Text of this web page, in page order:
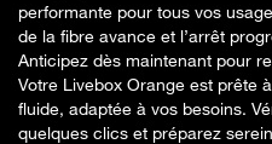
performante pour tous vos
de la fibre avance et l’arrêt
Anticipez dès maintenant pour
Votre Livebox Orange est prête
fluide, adaptée à vos besoins.
quelques clics et préparez